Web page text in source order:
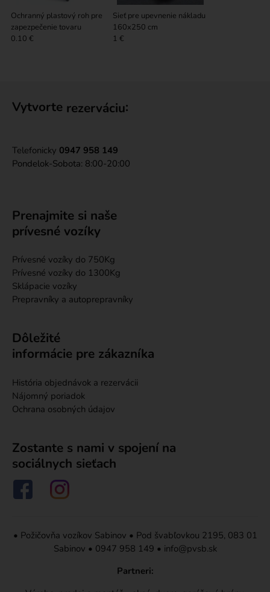
Ochranný plastový roh pre
zapezpečenie tovaru
0.10 €
Sieť pre upevnenie nákladu
160x250 cm
1 €
Vytvorte rezerváciu:
Telefonicky 0947 958 149
Pondelok-Sobota: 8:00-20:00
Prenajmite si naše
prívesné vozíky
Prívesné vozíky do 750Kg
Prívesné vozíky do 1300Kg
Sklápacie vozíky
Prepravníky a autoprepravníky
Dôležité
informácie pre zákazníka
História objednávok a rezervácii
Nájomný poriadok
Ochrana osobných údajov
Zostante s nami v spojení na
sociálnych sieťach
• Požičovňa vozíkov Sabinov • Pod švabľovkou 2195, 083 01
Sabinov • 0947 958 149 • info@pvsb.sk
Partneri: